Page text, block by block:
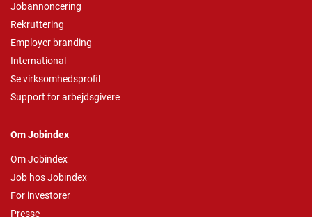
Jobannoncering
Rekruttering
Employer branding
International
Se virksomhedsprofil
Support for arbejdsgivere
Om Jobindex
Om Jobindex
Job hos Jobindex
For investorer
Presse